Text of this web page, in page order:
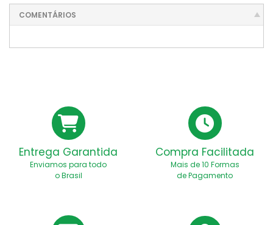
COMENTÁRIOS
Entrega Garantida
Enviamos para todo
o Brasil
Compra Facilitada
Mais de 10 Formas
de Pagamento